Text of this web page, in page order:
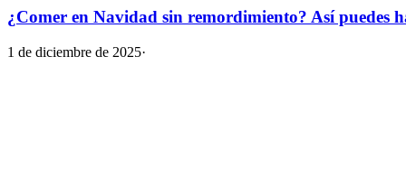
¿Comer en Navidad sin remordimiento? Así puedes
1 de diciembre de 2025·